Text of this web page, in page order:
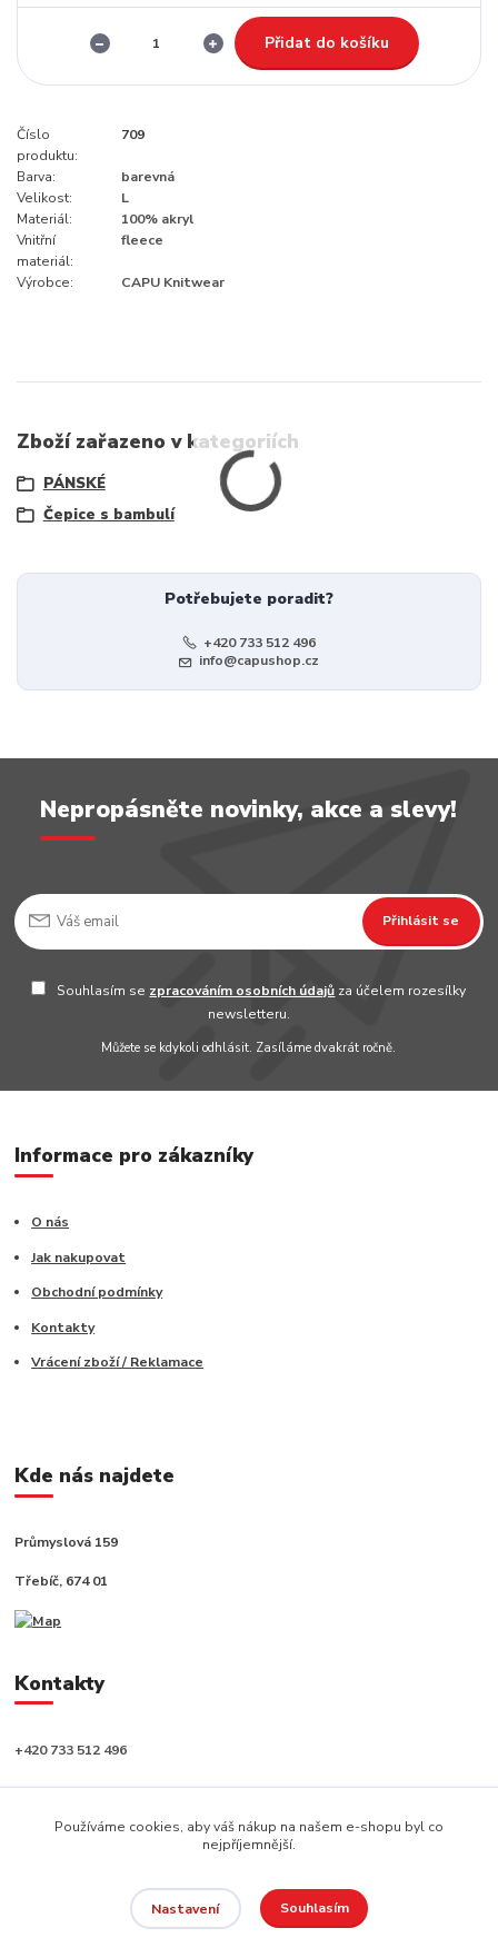
Přidat do košíku
Číslo
produktu:
709
Barva:
barevná
Velikost:
L
Materiál:
100% akryl
Vnitřní
materiál:
fleece
Výrobce: CAPU Knitwear
Zboží zařazeno v kategoriích
PÁNSKÉ
Čepice s bambulí
Potřebujete poradit?
+420 733 512 496
info@capushop.cz
Nepropásněte novinky, akce a slevy!
Přihlásit se
Souhlasím se zpracováním osobních údajů za účelem rozesílky
newsletteru.
Můžete se kdykoli odhlásit. Zasíláme dvakrát ročně.
Informace pro zákazníky
O nás
Jak nakupovat
Obchodní podmínky
Kontakty
Vrácení zboží / Reklamace
Kde nás najdete
Průmyslová 159
Třebíč, 674 01
Kontakty
+420 733 512 496
info@capushop.cz
Používáme cookies, aby váš nákup na našem e-shopu byl co
nejpříjemnější.
Nastavení Souhlasím